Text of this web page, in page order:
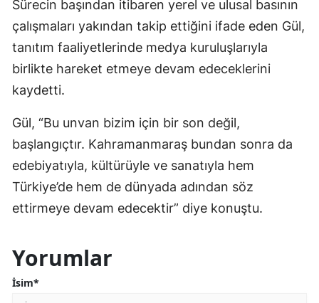
Sürecin başından itibaren yerel ve ulusal basının
çalışmaları yakından takip ettiğini ifade eden Gül,
tanıtım faaliyetlerinde medya kuruluşlarıyla
birlikte hareket etmeye devam edeceklerini
kaydetti.
Gül, “Bu unvan bizim için bir son değil,
başlangıçtır. Kahramanmaraş bundan sonra da
edebiyatıyla, kültürüyle ve sanatıyla hem
Türkiye’de hem de dünyada adından söz
ettirmeye devam edecektir” diye konuştu.
Yorumlar
İsim*